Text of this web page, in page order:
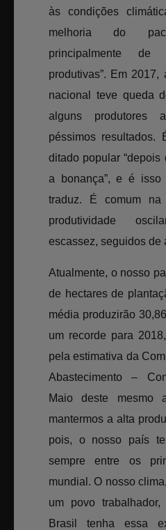
às condições
melhoria do
principalmente de
produtivas”. Em
nacional teve queda
alguns produtores
péssimos resultados.
ditado popular “depois
a bonança”, e é isso
traduz. É comum
produtividade
escassez, seguidos de
Atualmente, o nosso
de hectares de
média produzirão
um recorde para
pela estimativa da
Abastecimento –
Maio deste mesmo
mantermos a alta
pois, o nosso país
sempre entre os
mundial. O nosso
um povo
Brasil tenha essa